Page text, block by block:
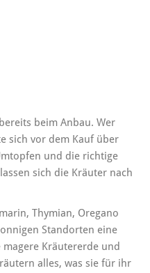
beim Anbau. Wer
sich vor dem Kauf über
und die richtige
sich die Kräuter nach
Thymian, Oregano
Standorten eine
Kräutererde und
alles, was sie für ihr